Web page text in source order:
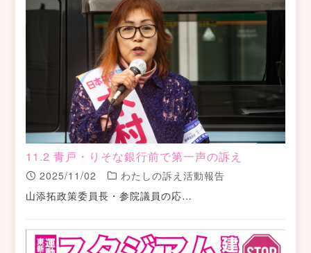
11.2 青戸・りそな銀行前で第一声の訴え
2025/11/02
わたしの訴え活動報告
山添拓政策委員長・参院議員の応…